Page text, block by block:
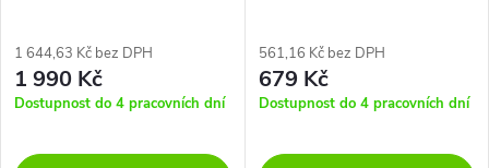
1 644,63 Kč bez DPH
1 990 Kč
Dostupnost do 4 pracovních dní
561,16 Kč bez DPH
679 Kč
Dostupnost do 4 pracovních dní